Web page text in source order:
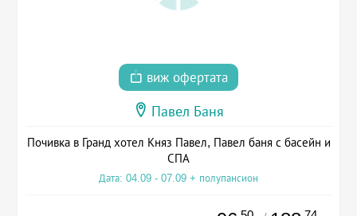
виж офертата
Павел Баня
Почивка в Гранд хотел Княз Павел, Павел баня с басейн и
СПА
Дата: 04.09 - 07.09 + полупансион